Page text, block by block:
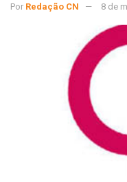
Por Redação CN 8 de